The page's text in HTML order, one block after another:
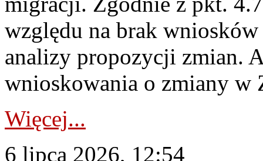
względu na brak
analizy propozycji zmian.
wnioskowania o zmiany w
Więcej...
6 lipca 2026, 12:54